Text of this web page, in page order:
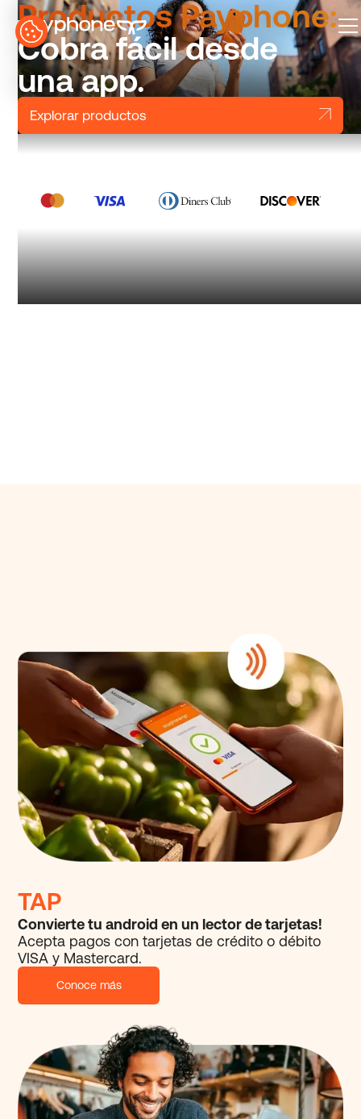
Productos Payphone:
Cobra fácil desde
una app.
Explorar productos
TAP
Convierte tu android en un lector de tarjetas!
Acepta pagos con tarjetas de crédito odébito
VISA y Mastercard.
Conoce más